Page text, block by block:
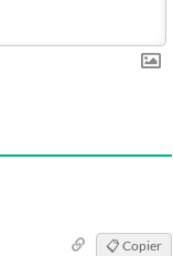
📋 Copier